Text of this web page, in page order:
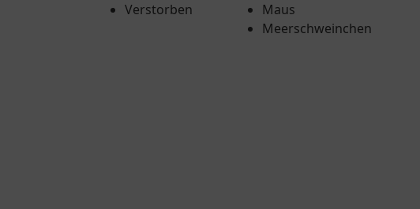
Verstorben
Maus
Meerschweinchen